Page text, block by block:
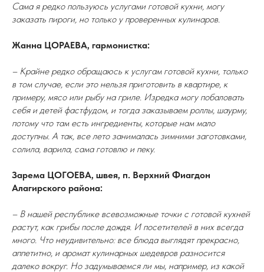
Сама я редко пользуюсь услугами готовой кухни, могу
заказать пироги, но только у проверенных кулинаров.
Жанна ЦОРАЕВА, гармонистка:
– Крайне редко обращаюсь к услугам готовой кухни, только
в том случае, если это нельзя приготовить в квартире, к
примеру, мясо или рыбу на гриле. Изредка могу побаловать
себя и детей фастфудом, и тогда заказываем роллы, шаурму,
потому что там есть ингредиенты, которые нам мало
доступны. А так, все лето занималась зимними заготовками,
солила, варила, сама готовлю и пеку.
Зарема ЦОГОЕВА, швея, п. Верхний Фиагдон
Алагирского района:
– В нашей республике всевозможные точки с готовой кухней
растут, как грибы после дождя. И посетителей в них всегда
много. Что неудивительно: все блюда выглядят прекрасно,
аппетитно, и аромат кулинарных шедевров разносится
далеко вокруг. Но задумываемся ли мы, например, из какой